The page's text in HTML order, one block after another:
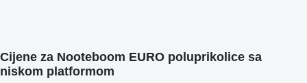
Cijene za Nooteboom EURO poluprikolice sa
niskom platformom